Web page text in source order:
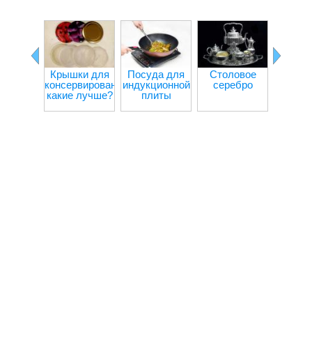
Крышки для
консервирования:
какие лучше?
Посуда для
индукционной
плиты
Столовое
серебро